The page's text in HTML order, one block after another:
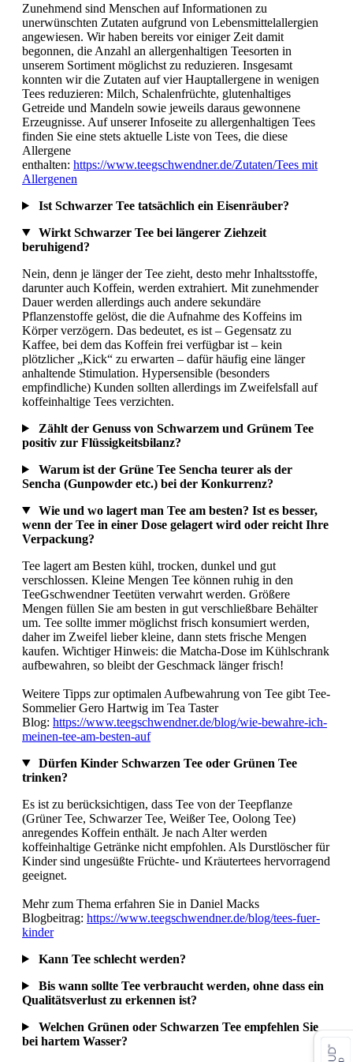
Zunehmend sind Menschen auf Informationen zu
unerwünschten Zutaten aufgrund von Lebensmittelallergien
angewiesen. Wir haben bereits vor einiger Zeit damit
begonnen, die Anzahl an allergenhaltigen Teesorten in
unserem Sortiment möglichst zu reduzieren. Insgesamt
konnten wir die Zutaten auf vier Hauptallergene in wenigen
Tees reduzieren: Milch, Schalenfrüchte, glutenhaltiges
Getreide und Mandeln sowie jeweils daraus gewonnene
Erzeugnisse. Auf unserer Infoseite zu allergenhaltigen Tees
finden Sie eine stets aktuelle Liste von Tees, die diese
Allergene
enthalten: https://www.teegschwendner.de/Zutaten/Tees mit
Allergenen
Ist Schwarzer Tee tatsächlich ein Eisenräuber?
Wirkt Schwarzer Tee bei längerer Ziehzeit
beruhigend?
Nein, denn je länger der Tee zieht, desto mehr Inhaltsstoffe,
darunter auch Koffein, werden extrahiert. Mit zunehmender
Dauer werden allerdings auch andere sekundäre
Pflanzenstoffe gelöst, die die Aufnahme des Koffeins im
Körper verzögern. Das bedeutet, es ist – Gegensatz zu
Kaffee, bei dem das Koffein frei verfügbar ist – kein
plötzlicher „Kick“ zu erwarten – dafür häufig eine länger
anhaltende Stimulation. Hypersensible (besonders
empfindliche) Kunden sollten allerdings im Zweifelsfall auf
koffeinhaltige Tees verzichten.
Zählt der Genuss von Schwarzem und Grünem Tee
positiv zur Flüssigkeitsbilanz?
Warum ist der Grüne Tee Sencha teurer als der
Sencha (Gunpowder etc.) bei der Konkurrenz?
Wie und wo lagert man Tee am besten? Ist es besser,
wenn der Tee in einer Dose gelagert wird oder reicht Ihre
Verpackung?
Tee lagert am Besten kühl, trocken, dunkel und gut
verschlossen. Kleine Mengen Tee können ruhig in den
TeeGschwendner Teetüten verwahrt werden. Größere
Mengen füllen Sie am besten in gut verschließbare Behälter
um. Tee sollte immer möglichst frisch konsumiert werden,
daher im Zweifel lieber kleine, dann stets frische Mengen
kaufen. Wichtiger Hinweis: die Matcha-Dose im Kühlschrank
aufbewahren, so bleibt der Geschmack länger frisch!
Weitere Tipps zur optimalen Aufbewahrung von Tee gibt Tee-
Sommelier Gero Hartwig im Tea Taster
Blog: https://www.teegschwendner.de/blog/wie-bewahre-ich-
meinen-tee-am-besten-auf
Dürfen Kinder Schwarzen Tee oder Grünen Tee
trinken?
Es ist zu berücksichtigen, dass Tee von der Teepflanze
(Grüner Tee, Schwarzer Tee, Weißer Tee, Oolong Tee)
anregendes Koffein enthält. Je nach Alter werden
koffeinhaltige Getränke nicht empfohlen. Als Durstlöscher für
Kinder sind ungesüßte Früchte- und Kräutertees hervorragend
geeignet.
Mehr zum Thema erfahren Sie in Daniel Macks
Blogbeitrag: https://www.teegschwendner.de/blog/tees-fuer-
kinder
Kann Tee schlecht werden?
Bis wann sollte Tee verbraucht werden, ohne dass ein
Qualitätsverlust zu erkennen ist?
Welchen Grünen oder Schwarzen Tee empfehlen Sie
bei hartem Wasser?